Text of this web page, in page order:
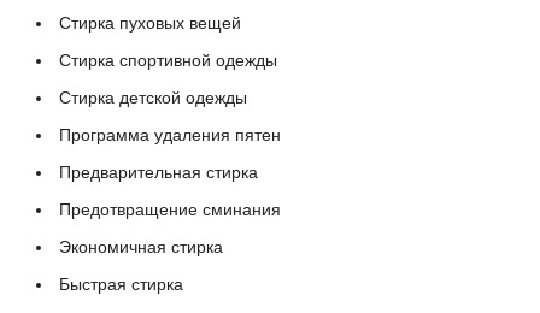
Стирка пуховых вещей
Стирка спортивной одежды
Стирка детской одежды
Программа удаления пятен
Предварительная стирка
Предотвращение сминания
Экономичная стирка
Быстрая стирка